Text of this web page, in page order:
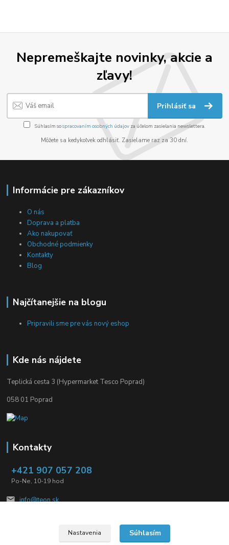
Nepremeškajte novinky, akcie a
zľavy!
Prihlásiť sa
Súhlasím sospracovaním osobných údajov za účelom zasielania newslettera.
Môžete sa kedykoľvek odhlásiť. Zasielame raz za 30 dní.
Informácie pre zákazníkov
O nás
Doprava a platba
Ako nakupovať
Obchodné podmienky
Kontakty
Blog
Najčítanejšie na blogu
Pripravili sme pre vás nový eshop
Kde nás nájdete
Teplická cesta 3 (Hypermarket Tesco Poprad)
058 01 Poprad
Kontakty
+421 907 057 208
Po-Ne, 10-19 hod
info@teon.sk
Nastavenia Súhlasím